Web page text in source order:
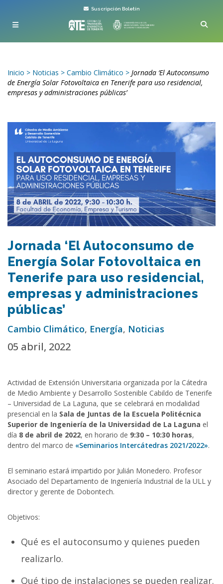
Suscripción Boletín
Inicio > Noticias > Cambio Climático > Jornada ‘El Autoconsumo
de Energía Solar Fotovoltaica en Tenerife para uso residencial,
empresas y administraciones públicas’
Jornada ‘El Autoconsumo de
Energía Solar Fotovoltaica en
Tenerife para uso residencial,
empresas y administraciones
públicas’
Cambio Climático, Energía, Noticias
05 abril, 2022
Actividad de Extensión Universitaria organizada por la Cátedra
de Medio Ambiente y Desarrollo Sostenible Cabildo de Tenerife
– Universidad de La Laguna, que se celebrará en modalidad
presencial en la Sala de Juntas de la Escuela Politécnica
Superior de Ingeniería de la Universidad de La Laguna el
día 8 de abril de 2022, en horario de 9:30 – 10:30 horas,
dentro del marco de «Seminarios Intercátedras 2021/2022».
El seminario estará impartido por Julián Monedero. Profesor
Asociado del Departamento de Ingeniería Industrial de la ULL y
director y gerente de Dobontech.
Objetivos:
Qué es el autoconsumo y quienes pueden
realizarlo.
Qué tipo de instalaciones se pueden realizar.